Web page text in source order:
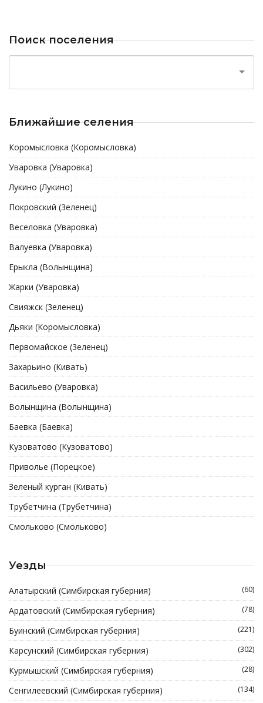
Поиск поселения
Ближайшие селения
Коромысловка (Коромысловка)
Уваровка (Уваровка)
Лукино (Лукино)
Покровский (3еленец)
Веселовка (Уваровка)
Валуевка (Уваровка)
Ерыкла (Волынщина)
Жарки (Уваровка)
Свияжск (3еленец)
Дьяки (Коромысловка)
Первомайское (3еленец)
Захарьино (Кивать)
Васильево (Уваровка)
Волынщина (Волынщина)
Баевка (Баевка)
Кузоватово (Кузоватово)
Приволье (Порецкое)
Зеленый курган (Кивать)
Трубетчина (Трубетчина)
Смольково (Смольково)
Уезды
Алатырский (Симбирская губерния) (60)
Ардатовский (Симбирская губерния) (78)
Буинский (Симбирская губерния) (221)
Карсунский (Симбирская губерния) (302)
Курмышский (Симбирская губерния) (28)
Сенгилеевский (Симбирская губерния) (134)